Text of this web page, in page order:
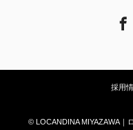
採用
© LOCANDINA MIYAZAWA｜